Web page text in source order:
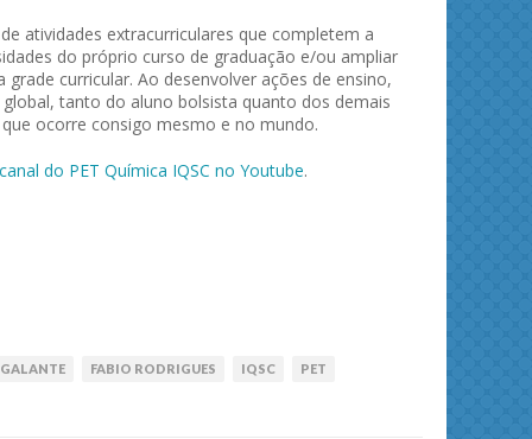
atividades extracurriculares que completem a
do próprio curso de graduação e/ou ampliar
curricular. Ao desenvolver ações de ensino,
tanto do aluno bolsista quanto dos demais
ocorre consigo mesmo e no mundo.
canal do PET Química IQSC no Youtube.
FABIO RODRIGUES IQSC
PET